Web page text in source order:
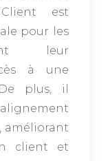
est
pour les
leur
à une
plus, il
améliorant
client et